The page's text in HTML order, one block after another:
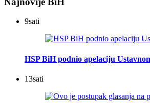
9sati
HSP BiH podnio apelaciju
13sati